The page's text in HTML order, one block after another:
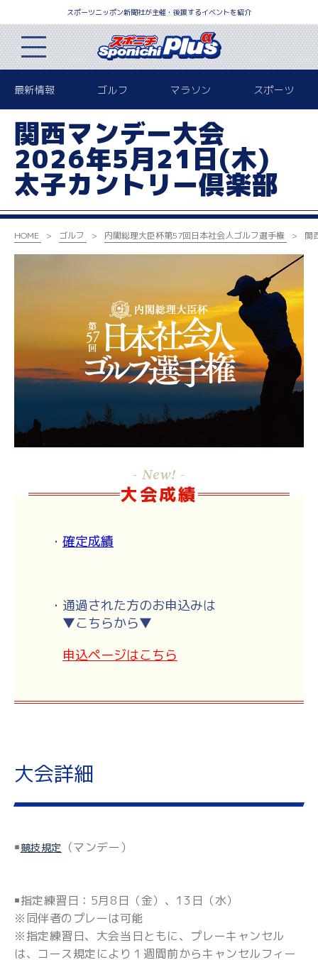
スポーツニッポン新聞社が主催・後援するイベントを紹介
最新情報 ゴルフ マラソン スポーツ
関西マンデー大会
2026年5月21日(木)
太子カントリー倶楽部
HOME ゴルフ 内閣総理大臣杯第57回日本社会人ゴルフ選手権 関
- New! -
大会成績
・ 確定成績
・通過された方のお申込みは
▼こちらから▼
申込ページはこちら
大会詳細
￭競技規定 （マンデー）
￭指定練習日：5月8日（金）、13日（水）
※同伴者のプレーは可能
※指定練習日、大会当日ともに、プレーキャンセル
は、コース規定により１週間前からキャンセルフィー